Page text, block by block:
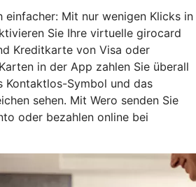
einfacher: Mit nur wenigen Klicks in
Sie Ihre virtuelle girocard
Kreditkarte von Visa oder
in der App zahlen Sie überall
Symbol und das
sehen. Mit Wero senden Sie
oder bezahlen online bei